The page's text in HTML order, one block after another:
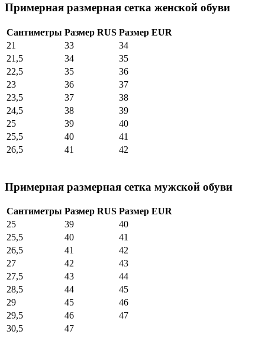
Примерная размерная сетка женской обуви
Сантиметры Размер RUS Размер EUR
21
33
34
21,5
34
35
22,5
35
36
23
36
37
23,5
37
38
24,5
38
39
25
39
40
25,5
40
41
26,5
41 42
Примерная размерная сетка мужской обуви
Сантиметры Размер RUS Размер EUR
25
39
40
25,5
40
41
26,5
41
42
27
42
43
27,5
43
44
28,5
44
45
29
45
46
29,5
46
47
30,5
47